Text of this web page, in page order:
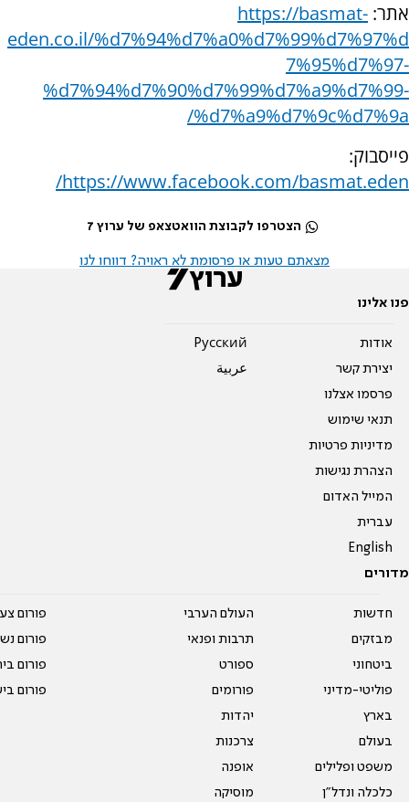
אתר: https://basmat-
eden.co.il/%d7%94%d7%a0%d7%99%d7%97%d
7%95%d7%97-
%d7%94%d7%90%d7%99%d7%a9%d7%99-
%d7%a9%d7%9c%d7%9a/
פייסבוק:
https://www.facebook.com/basmat.eden
/
הצטרפו לקבוצת הוואטצאפ של ערוץ 7
מצאתם טעות או פרסומת לא ראויה? דווחו לנו
פנו אלינו
אודות
יצירת קשר
פרסמו אצלנו
תנאי שימוש
מדיניות פרטיות
הצהרת נגישות
המייל האדום
עברית
English
Pусский
عربية
מדורים
חדשות
מבזקים
ביטחוני
פוליטי-מדיני
בארץ
בעולם
משפט ופלילים
כלכלה ונדל"ן
העולם הערבי
תרבות ופנאי
ספורט
פורומים
יהדות
צרכנות
אופנה
מוסיקה
פורום
פורום
פורום
פורום